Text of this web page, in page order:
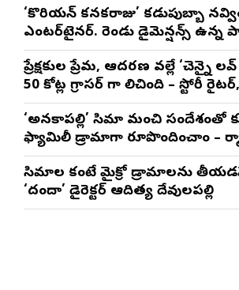
‘కొరియన్ కనకరాజు’ కడుపుబ్బా
ఎంటర్‌టైనర్. రెండు డైమెన్షన్స్ ఉన్న
నటించడం చాలా సంతృప్తినిచ్చింది :
ప్రేక్షకుల ప్రేమ, ఆదరణ వల్లే ‘చెన్నై
50 కోట్ల గ్రాసర్ గా నిలిచింది – స్టోరీ
సాయి రాజేష్
‘అనకాపల్లి’ సినిమాని మంచి సందేశంతో
ఫ్యామిలీ డ్రామాగా రూపొందించాం –
త్రినాథరావు నక్కిన, కాండ్రేగుల
సినిమాల కంటే మైక్రో డ్రామాలను
‘దందా’ డైరెక్ట‌ర్ ఆదిత్య దేవులపల్లి